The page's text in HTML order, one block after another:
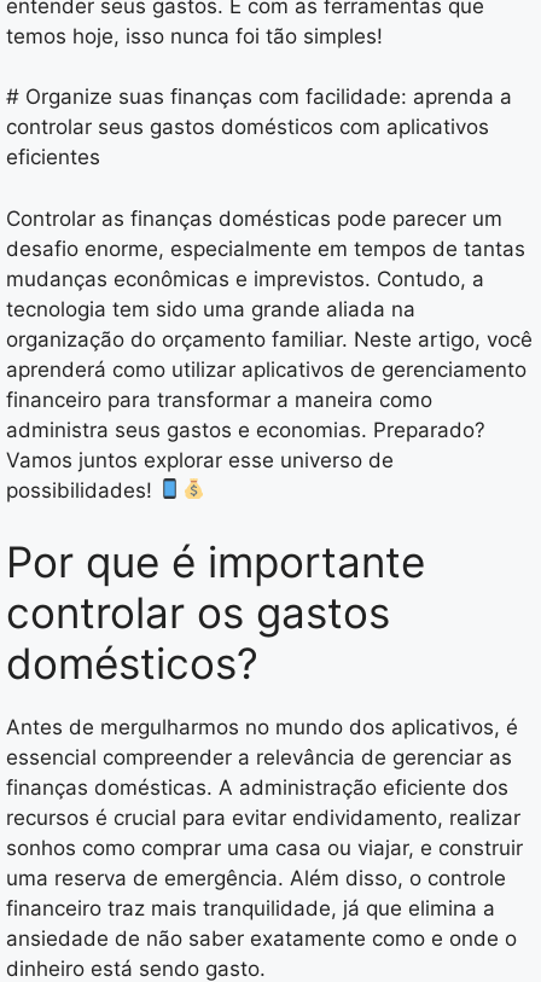
entender seus gastos. E com as ferramentas que
temos hoje, isso nunca foi tão simples!
# Organize suas finanças com facilidade: aprenda a
controlar seus gastos domésticos com aplicativos
eficientes
Controlar as finanças domésticas pode parecer um
desafio enorme, especialmente em tempos de tantas
mudanças econômicas e imprevistos. Contudo, a
tecnologia tem sido uma grande aliada na
organização do orçamento familiar. Neste artigo, você
aprenderá como utilizar aplicativos de gerenciamento
financeiro para transformar a maneira como
administra seus gastos e economias. Preparado?
Vamos juntos explorar esse universo de
possibilidades!
Por que é importante
controlar os gastos
domésticos?
Antes de mergulharmos no mundo dos aplicativos, é
essencial compreender a relevância de gerenciar as
finanças domésticas. A administração eficiente dos
recursos é crucial para evitar endividamento, realizar
sonhos como comprar uma casa ou viajar, e construir
uma reserva de emergência. Além disso, o controle
financeiro traz mais tranquilidade, já que elimina a
ansiedade de não saber exatamente como e onde o
dinheiro está sendo gasto.